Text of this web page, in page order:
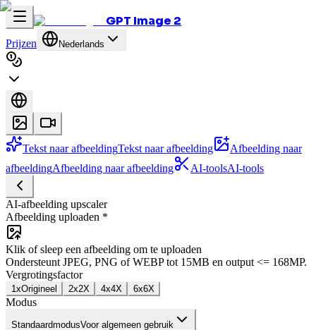
GPT Image 2
Prijzen Nederlands
Tekst naar afbeeldingTekst naar afbeelding
Afbeelding naar
afbeeldingAfbeelding naar afbeelding AI-toolsAI-tools
AI-afbeelding upscaler
Afbeelding uploaden *
Klik of sleep een afbeelding om te uploaden
Ondersteunt JPEG, PNG of WEBP tot 15MB en output <= 168MP.
Vergrotingsfactor
1xOrigineel 2x2X 4x4X 6x6X
Modus
StandaardmodusVoor algemeen gebruik